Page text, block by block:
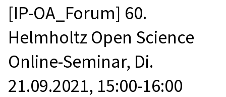
[IP-OA_Forum] 60.
Helmholtz Open Science
Online-Seminar, Di.
21.09.2021, 15:00-16:00